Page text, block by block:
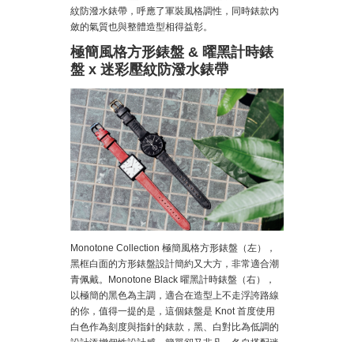
紋防潑水錶帶，呼應了軍裝風格調性，同時錶款內
斂的氣質也與整體造型相得益彰。
極簡風格方形錶盤 & 曜黑計時錶
盤 x 迷彩壓紋防潑水錶帶
Monotone Collection 極簡風格方形錶盤（左），
黑框白面的方形錶盤設計簡約又大方，非常適合潮
青佩戴。Monotone Black 曜黑計時錶盤（右），
以極簡的黑色為主調，適合在造型上不走浮誇路線
的你，值得一提的是，這個錶盤是 Knot 首度使用
白色作為刻度與指針的錶款，黑、白對比為低調的